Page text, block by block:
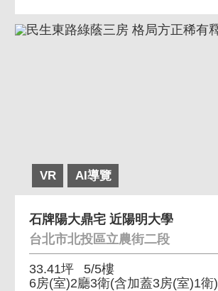
VR AI導覽
石牌陽大鼎宅 近陽明大學
台北市北投區立農街二段
33.41坪
5/5樓
6房(室)2廳3衛(含加蓋3房(室)1衛)